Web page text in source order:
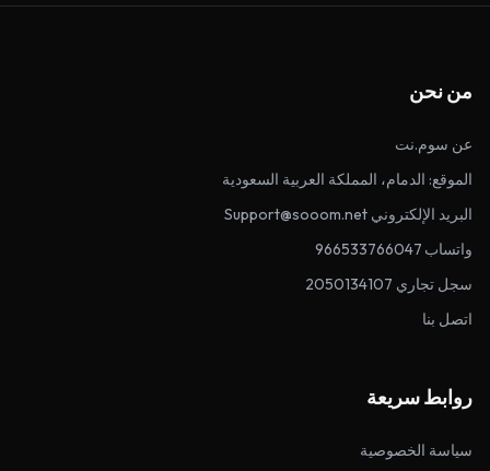
من نحن
عن سوم.نت
الموقع: الدمام، المملكة العربية السعودية
البريد الإلكتروني Support@sooom.net
واتساب 966533766047
سجل تجاري 2050134107
اتصل بنا
روابط سريعة
سياسة الخصوصية